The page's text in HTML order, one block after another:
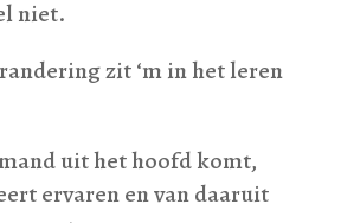
niet.
zit ‘m in het leren
uit het hoofd komt,
ervaren en van daaruit